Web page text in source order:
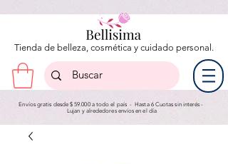
Tienda de belleza, cosmética y cuidado personal.
Envíos gratis desde $ 59.000 a todo el país - Hasta 6 Cuotas sin interés -
Lujan y alrededores envíos en el día